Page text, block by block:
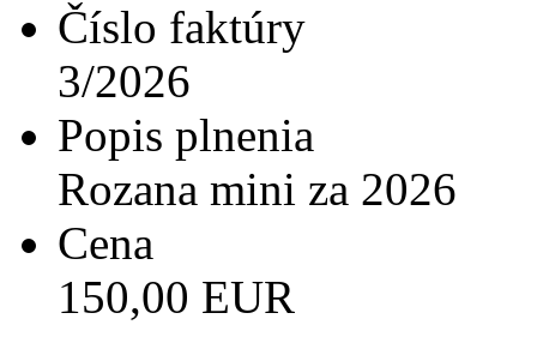
Číslo faktúry
3/2026
Popis plnenia
Rozana mini za 2026
Cena
150,00 EUR